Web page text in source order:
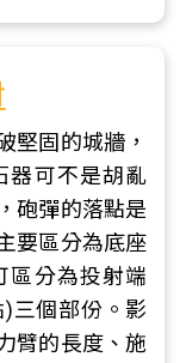
堅固的城牆，
器可不是胡亂
砲彈的落點是
要區分為底座
區分為投射端
三個部份。影
臂的長度、施